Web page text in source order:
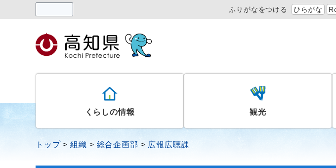
ふりがなをつける ひらがな
くらしの情報 観光
トップ 組織 総合企画部 広報広聴課